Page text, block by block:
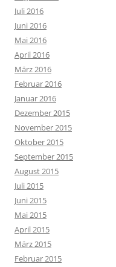
Juli 2016
Juni 2016
Mai 2016
April 2016
März 2016
Februar 2016
Januar 2016
Dezember 2015
November 2015
Oktober 2015
September 2015
August 2015
Juli 2015
Juni 2015
Mai 2015
April 2015
März 2015
Februar 2015